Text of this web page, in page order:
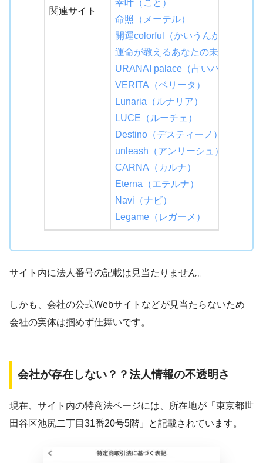
関連サイト
幸叶（こと）
命照（メーテル）
開運colorful（かいうんからふる/
運命が教えるあなたの未来FATE
URANAI palace（占いパレス）
VERITA（ベリータ）
Lunaria（ルナリア）
LUCE（ルーチェ）
Destino（デスティーノ）
unleash（アンリーシュ）
CARNA（カルナ）
Eterna（エテルナ）
Navi（ナビ）
Legame（レガーメ）
サイト内に法人番号の記載は見当たりません。
しかも、会社の公式Webサイトなどが見当たらないため
会社の実体は掴めず仕舞いです。
会社が存在しない？？法人情報の不透明さ
現在、サイト内の特商法ページには、所在地が「東京都世
田谷区池尻二丁目31番20号5階」と記載されています。